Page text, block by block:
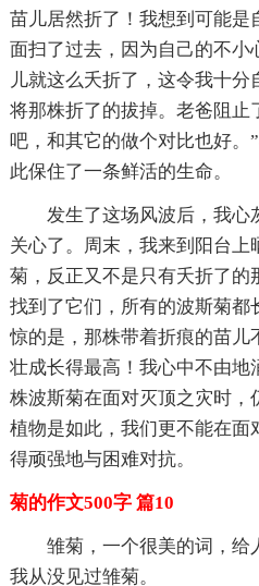
苗儿居然折了！我想到可能是
面扫了过去，因为自己的不小
儿就这么夭折了，这令我十
将那株折了的拔掉。老爸阻止
吧，和其它的做个对比也好。
此保住了一条鲜活的生命。
发生了这场风波后，我心
关心了。周末，我来到阳台
菊，反正又不是只有夭折了的
找到了它们，所有的波斯菊都
惊的是，那株带着折痕的苗儿
壮成长得最高！我心中不由地
株波斯菊在面对灭顶之灾时，
植物是如此，我们更不能在面
得顽强地与困难对抗。
菊的作文500字 篇10
雏菊，一个很美的词，给
我从没见过雏菊。